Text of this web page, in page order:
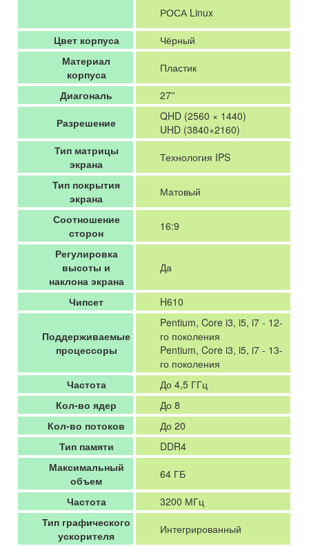
РОСА Linux
Цвет корпуса
Чёрный
Материал
корпуса
Пластик
Диагональ
27''
Разрешение
QHD (2560 × 1440)
UHD (3840×2160)
Тип матрицы
экрана
Технология IPS
Тип покрытия
экрана
Матовый
Соотношение
сторон
16:9
Регулировка
высоты и
наклона экрана
Да
Чипсет H610
Поддерживаемые
процессоры
Pentium, Core i3, i5, i7 - 12-
го поколения
Pentium, Core i3, i5, i7 - 13-
го поколения
Частота
До 4,5 ГГц
Кол-во ядер
До 8
Кол-во потоков
До 20
Тип памяти
DDR4
Максимальный
объем
64 ГБ
Частота
3200 МГц
Тип графического
ускорителя
Интегрированный